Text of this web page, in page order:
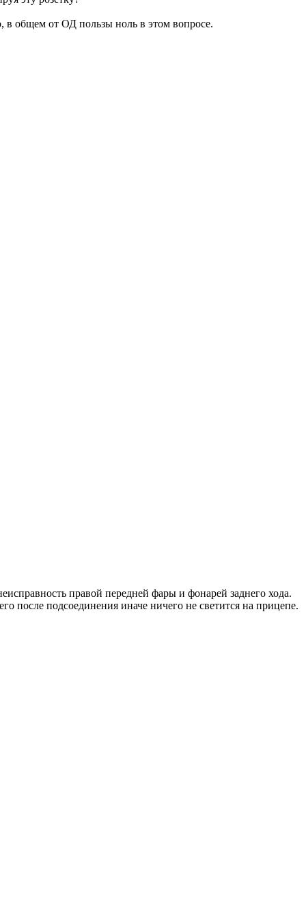
в общем от ОД пользы ноль в этом вопросе.
правой передней фары и фонарей заднего хода.
после подсоединения иначе ничего не светится на прицепе.